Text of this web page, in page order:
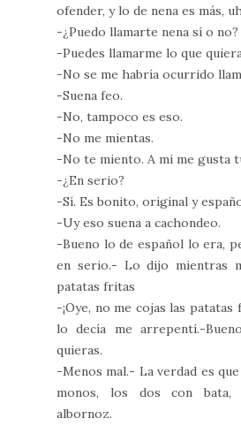
ofender, y lo de nena es más,
-¿Puedo llamarte nena sí o no?
-Puedes llamarme lo que
-No se me habría ocurrido
-Suena feo.
-No, tampoco es eso.
-No me mientas.
-No te miento. A mi me gusta
-¿En serio?
-Sí. Es bonito, original y
-Uy eso suena a cachondeo.
-Bueno lo de español lo era,
en serio.- Lo dijo mientras
patatas fritas
-¡Oye, no me cojas las
lo decía me arrepentí.-
quieras.
-Menos mal.- La verdad es
monos, los dos con
albornoz.